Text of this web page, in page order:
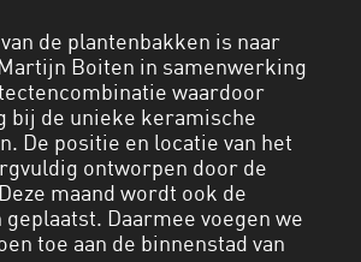
de plantenbakken is naar
Boiten in samenwerking
waardoor
bij de unieke keramische
De positie en locatie van het
ontworpen door de
maand wordt ook de
Daarmee voegen we
toe aan de binnenstad van